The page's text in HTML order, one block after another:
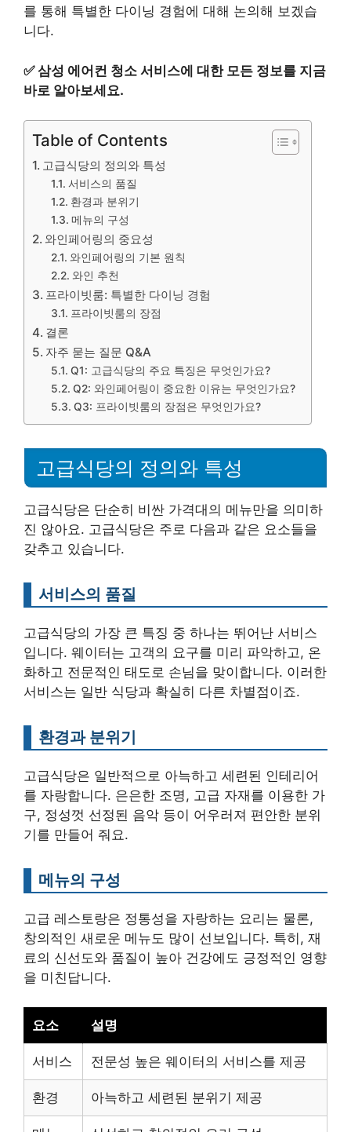
를 통해 특별한 다이닝 경험에 대해 논의해 보겠습
니다.
✅삼성 에어컨 청소 서비스에 대한 모든 정보를 지금
바로 알아보세요.
Table of Contents
고급식당의 정의와 특성
서비스의 품질
환경과 분위기
메뉴의 구성
와인페어링의 중요성
와인페어링의 기본 원칙
와인 추천
프라이빗룸: 특별한 다이닝 경험
프라이빗룸의 장점
결론
자주 묻는 질문 Q&A
Q1: 고급식당의 주요 특징은 무엇인가요?
Q2: 와인페어링이 중요한 이유는 무엇인가요?
Q3: 프라이빗룸의 장점은 무엇인가요?
고급식당의 정의와 특성
고급식당은 단순히 비싼 가격대의 메뉴만을 의미하
진 않아요. 고급식당은 주로 다음과 같은 요소들을
갖추고 있습니다.
서비스의 품질
고급식당의 가장 큰 특징 중 하나는 뛰어난 서비스
입니다. 웨이터는 고객의 요구를 미리 파악하고, 온
화하고 전문적인 태도로 손님을 맞이합니다. 이러한
서비스는 일반 식당과 확실히 다른 차별점이죠.
환경과 분위기
고급식당은 일반적으로 아늑하고 세련된 인테리어
를 자랑합니다. 은은한 조명, 고급 자재를 이용한 가
구, 정성껏 선정된 음악 등이 어우러져 편안한 분위
기를 만들어 줘요.
메뉴의 구성
고급 레스토랑은 정통성을 자랑하는 요리는 물론,
창의적인 새로운 메뉴도 많이 선보입니다. 특히, 재
료의 신선도와 품질이 높아 건강에도 긍정적인 영향
을 미친답니다.
요소 설명
서비스 전문성 높은 웨이터의 서비스를 제공
환경 아늑하고 세련된 분위기 제공